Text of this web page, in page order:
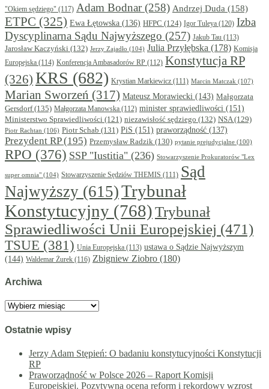
"Okiem sędziego" (117) Adam Bodnar(258) Andrzej Duda (158)
ETPC (325) Ewa Łętowska (136) HFPC (124) Igor Tuleya (120) Izba
Dyscyplinarna Sądu Najwyższego (257) Jakub Tau (113)
Jarosław Kaczyński (132) Jerzy Zajadło (104) Julia Przyłębska (178) Komisja
Europejska (114) Konferencja Ambasadorów RP (112) Konstytucja RP
(326) KRS (682) Krystian Markiewicz (111) Marcin Matczak (107)
Marian Sworzeń (317) Mateusz Morawiecki (143) Małgorzata
Gersdorf(135) Małgorzata Manowska (112) minister sprawiedliwości (151)
Ministerstwo Sprawiedliwości (121) niezawisłość sędziego (132) NSA (129)
Piotr Rachtan (106) Piotr Schab (131) PiS (151) praworządność (137)
Prezydent RP(195) Przemysław Radzik (130) pytanie prejudycjalne (100)
RPO (376) SSP "Iustitia" (236) Stowarzyszenie Prokuratorów "Lex
super omnia" (104) Stowarzyszenie Sędziów THEMIS (111) Sąd
Najwyższy (615)Trybunał
Konstytucyjny (768)Trybunał
Sprawiedliwości Unii Europejskiej (471)
TSUE (381) Unia Europejska (113) ustawa o Sądzie Najwyższym
(144) Waldemar Żurek (116) Zbigniew Ziobro (180)
Archiwa
Archiwa
Ostatnie wpisy
Jerzy Adam Stępień: O badaniu konstytucyjności Konstytucji
RP
Praworządność w Polsce 2026 – Raport Komisji
Europejskiej. Pozytywna ocena reform i rekordowy wzrost